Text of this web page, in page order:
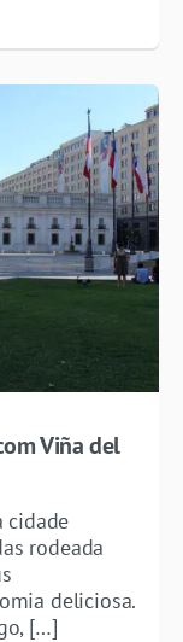
Viña del
cidade
rodeada
deliciosa.
[…]